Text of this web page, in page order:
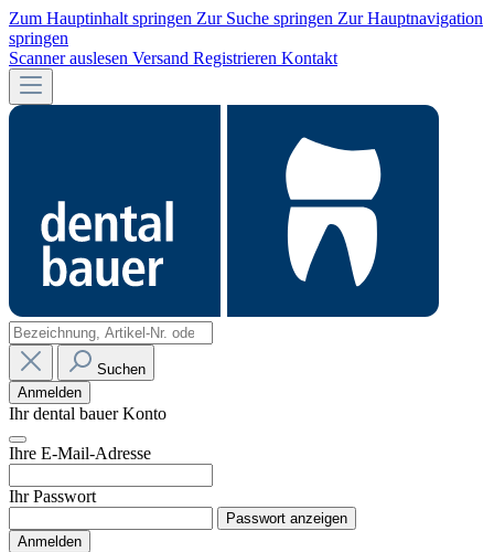
Zum Hauptinhalt springen Zur Suche springen Zur Hauptnavigation
springen
Scanner auslesen Versand Registrieren Kontakt
Suchen
Anmelden
Ihr dental bauer Konto
Ihre E-Mail-Adresse
Ihr Passwort
Passwort anzeigen
Anmelden